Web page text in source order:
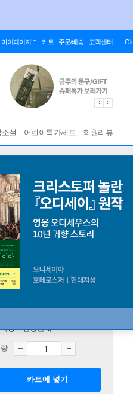
마이페이지 카트 주문/배송 고객센터
설 어린이특가세트 회원리뷰
버
현지 사정으로 배송이
중 한정판매
카트에 넣기